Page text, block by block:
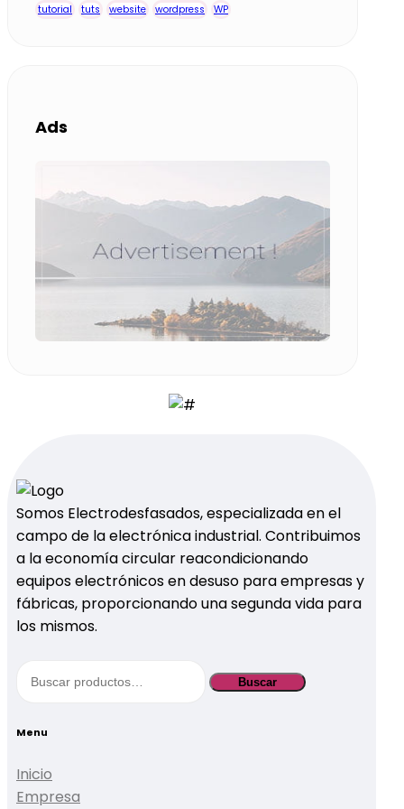
tutorial tuts website wordpress WP
Ads
Somos Electrodesfasados, especializada en el
campo de la electrónica industrial. Contribuimos
a la economía circular reacondicionando
equipos electrónicos en desuso para empresas y
fábricas, proporcionando una segunda vida para
los mismos.
por:
Buscar
Menu
Inicio
Empresa